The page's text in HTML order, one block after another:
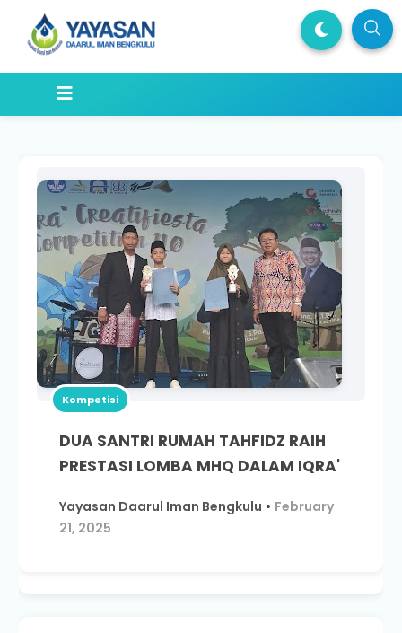
Kompetisi
DUA SANTRI RUMAH TAHFIDZ RAIH
PRESTASI LOMBA MHQ DALAM IQRA'
Yayasan Daarul Iman Bengkulu • February
21, 2025